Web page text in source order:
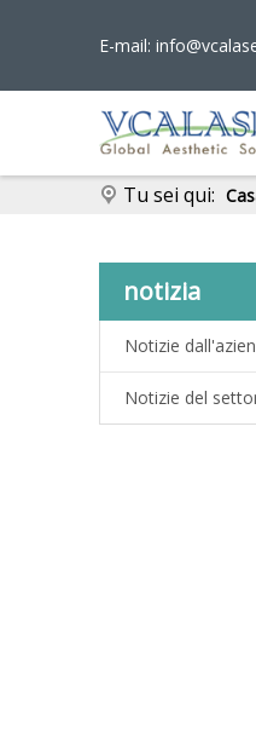
E-mail:
Tu sei qui:
notizia
Notizie
Notizie del